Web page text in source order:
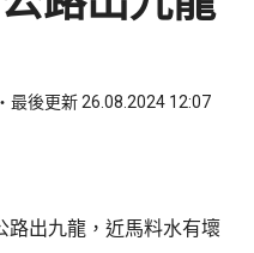
最後更新 26.08.2024 12:07
路出九龍，近馬料水有壞